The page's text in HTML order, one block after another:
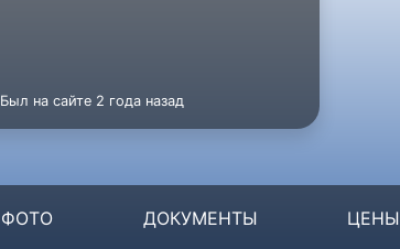
Был на сайте 2 года назад
ФОТО ДОКУМЕНТЫ ЦЕНЫ